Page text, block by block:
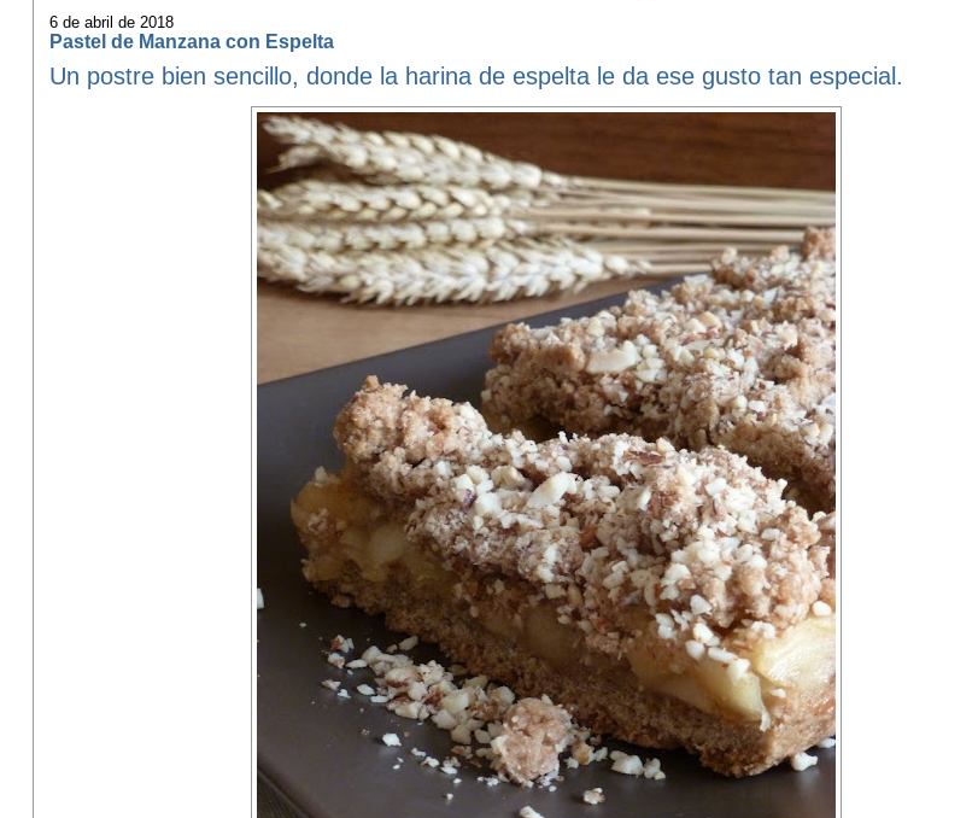
6 de abril de 2018
Pastel de Manzana con Espelta
Un postre bien sencillo, donde la harina de espelta le da ese gusto tan especial.